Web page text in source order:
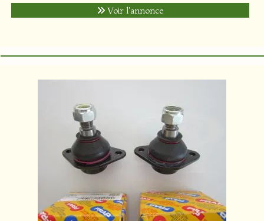
Voir l'annonce